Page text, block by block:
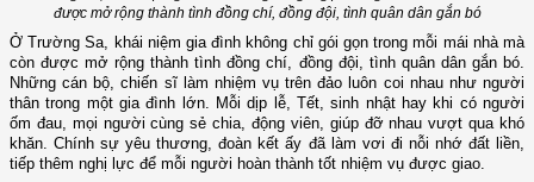
được mở rộng thành tình đồng chí, đồng đội, tình quân dân gắn bó
Ở Trường Sa, khái niệm gia đình không chỉ gói gọn trong mỗi mái nhà mà
còn được mở rộng thành tình đồng chí, đồng đội, tình quân dân gắn bó.
Những cán bộ, chiến sĩ làm nhiệm vụ trên đảo luôn coi nhau như người
thân trong một gia đình lớn. Mỗi dịp lễ, Tết, sinh nhật hay khi có người
ốm đau, mọi người cùng sẻ chia, động viên, giúp đỡ nhau vượt qua khó
khăn. Chính sự yêu thương, đoàn kết ấy đã làm vơi đi nỗi nhớ đất liền,
tiếp thêm nghị lực để mỗi người hoàn thành tốt nhiệm vụ được giao.